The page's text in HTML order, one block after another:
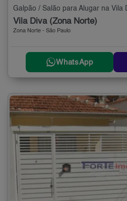
Galpão / Salão para Alugar na Vila
Vila Diva (Zona Norte)
Zona Norte - São Paulo
WhatsApp